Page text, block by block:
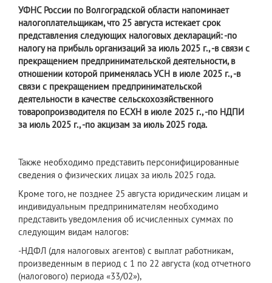
УФНС России по Волгоградской области напоминает
налогоплательщикам, что 25 августа истекает срок
представления следующих налоговых деклараций: -по
налогу на прибыль организаций за июль 2025 г., -в связи с
прекращением предпринимательской деятельности, в
отношении которой применялась УСН в июле 2025 г., -в
связи с прекращением предпринимательской
деятельности в качестве сельскохозяйственного
товаропроизводителя по ЕСХН в июле 2025 г., -по НДПИ
за июль 2025 г., -по акцизам за июль 2025 года.
Также необходимо представить персонифицированные
сведения о физических лицах за июль 2025 года.
Кроме того, не позднее 25 августа юридическим лицам и
индивидуальным предпринимателям необходимо
представить уведомления об исчисленных суммах по
следующим видам налогов:
-НДФЛ (для налоговых агентов) с выплат работникам,
произведенным в период с 1 по 22 августа (код отчетного
(налогового) периода «33/02»),